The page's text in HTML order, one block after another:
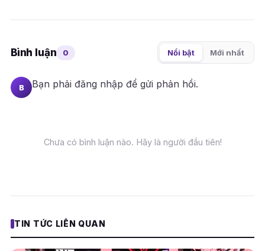
Bình luận 0 Nổi bật Mới nhất
B Bạn phải đăng nhập để gửi phản hồi.
Chưa có bình luận nào. Hãy là người đầu tiên!
TIN TỨC LIÊN QUAN